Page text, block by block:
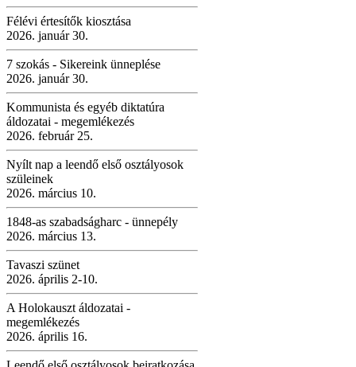
Félévi értesítők kiosztása
2026. január 30.
7 szokás - Sikereink ünneplése
2026. január 30.
Kommunista és egyéb diktatúra
áldozatai - megemlékezés
2026. február 25.
Nyílt nap a leendő első osztályosok
szüleinek
2026. március 10.
1848-as szabadságharc - ünnepély
2026. március 13.
Tavaszi szünet
2026. április 2-10.
A Holokauszt áldozatai -
megemlékezés
2026. április 16.